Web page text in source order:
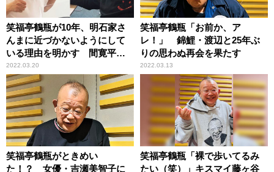
笑福亭鶴瓶が10年、明石家さ
んまに近づかないようにして
いる理由を明かす 間寛平も
理解
2022.03.20
笑福亭鶴瓶「お前か、ア
レ！」 錦鯉・渡辺と25年ぶ
りの思わぬ再会を果たす
2022.03.13
笑福亭鶴瓶がときめい
た！？ 女優・吉瀬美智子に
笑福亭鶴瓶「裸で歩いてるみ
たい（笑）」キスマイ藤ヶ谷